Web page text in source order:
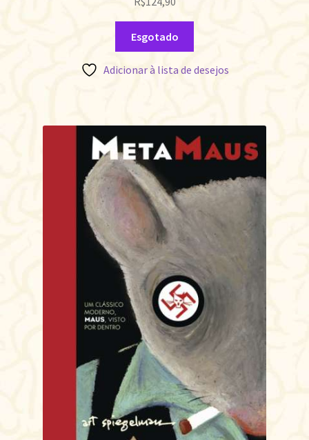
Esgotado
Adicionar à lista de desejos